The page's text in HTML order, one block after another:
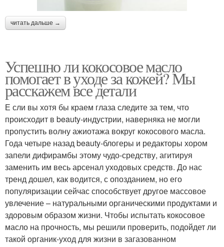
читать дальше →
Успешно ли кокосовое масло
помогает в уходе за кожей? Мы
расскажем все детали
Е сли вы хотя бы краем глаза следите за тем, что
происходит в beauty-индустрии, наверняка не могли
пропустить волну ажиотажа вокруг кокосового масла.
Года четыре назад beauty-блогеры и редакторы хором
запели дифирамбы этому чудо-средству, агитируя
заменить им весь арсенал уходовых средств. До нас
тренд дошел, как водится, с опозданием, но его
популяризации сейчас способствует другое массовое
увлечение – натуральными органическими продуктами и
здоровым образом жизни. Чтобы испытать кокосовое
масло на прочность, мы решили проверить, подойдет ли
такой органик-уход для жизни в загазованном